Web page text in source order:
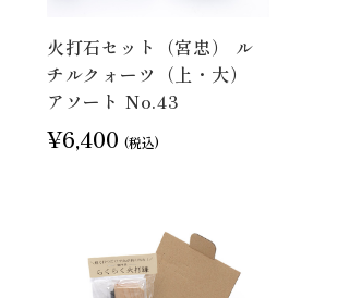
火打石セット（宮忠） ル
チルクォーツ（上・大）
アソート No.43
¥6,400 (税込)